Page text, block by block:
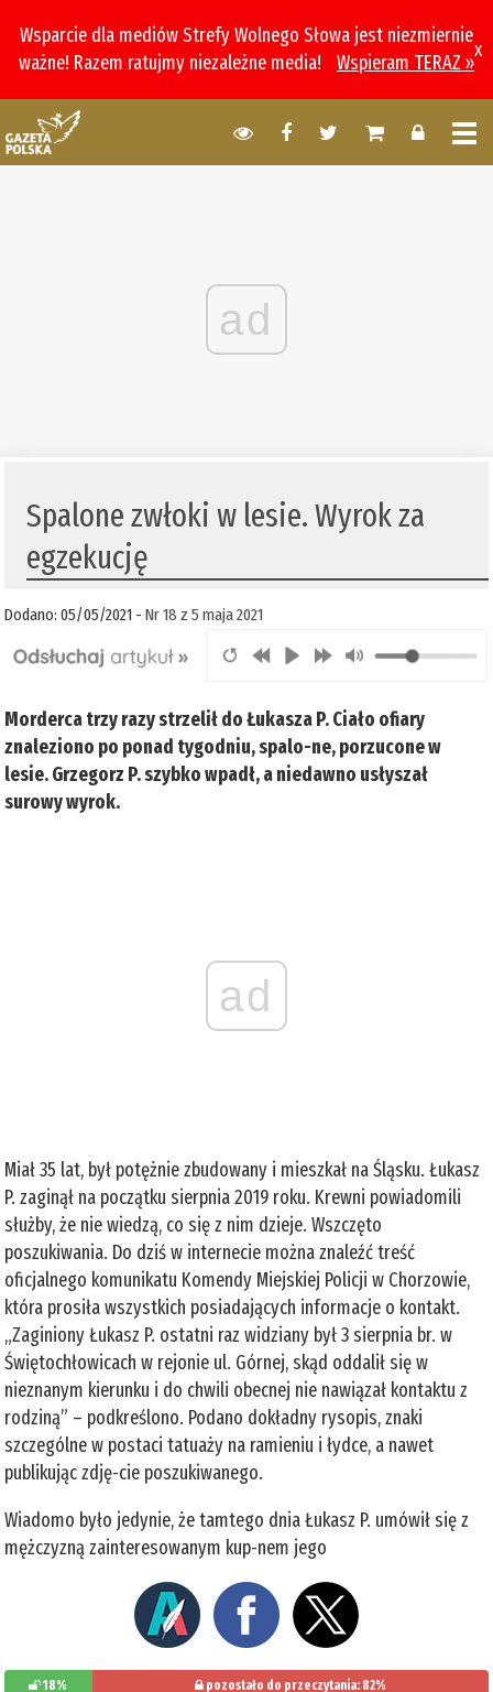
Wsparcie dla mediów Strefy Wolnego Słowa jest niezmiernie
ważne! Razem ratujmy niezależne media!
Wspieram TERAZ »
x
ad
Spalone zwłoki w lesie. Wyrok za
egzekucję
Dodano: 05/05/2021 -Nr 18 z 5 maja 2021
Morderca trzy razy strzelił do Łukasza P. Ciało ofiary
znaleziono po ponad tygodniu, spalo-ne, porzucone w
lesie. Grzegorz P. szybko wpadł, a niedawno usłyszał
surowy wyrok.
ad
Miał 35 lat, był potężnie zbudowany i mieszkał na Śląsku. Łukasz
P. zaginął na początku sierpnia 2019 roku. Krewni powiadomili
służby, że nie wiedzą, co się z nim dzieje. Wszczęto
poszukiwania. Do dziś w internecie można znaleźć treść
oficjalnego komunikatu Komendy Miejskiej Policji w Chorzowie,
która prosiła wszystkich posiadających informacje o kontakt.
„Zaginiony Łukasz P. ostatni raz widziany był 3 sierpnia br. w
Świętochłowicach w rejonie ul. Górnej, skąd oddalił się w
nieznanym kierunku i do chwili obecnej nie nawiązał kontaktu z
rodziną” – podkreślono. Podano dokładny rysopis, znaki
szczególne w postaci tatuaży na ramieniu i łydce, a nawet
publikując zdję-cie poszukiwanego.
Wiadomo było jedynie, że tamtego dnia Łukasz P. umówił się z
mężczyzną zainteresowanym kup-nem jego
18% pozostało do przeczytania: 82%